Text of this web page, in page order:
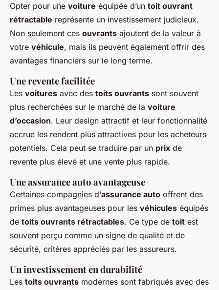
Opter pour une voiture équipée d’un toit ouvrant
rétractable représente un investissement judicieux.
Non seulement ces ouvrants ajoutent de la valeur à
votre véhicule, mais ils peuvent également offrir des
avantages financiers sur le long terme.
Une revente facilitée
Les voitures avec des toits ouvrants sont souvent
plus recherchées sur le marché de la voiture
d’occasion. Leur design attractif et leur fonctionnalité
accrue les rendent plus attractives pour les acheteurs
potentiels. Cela peut se traduire par un prix de
revente plus élevé et une vente plus rapide.
Une assurance auto avantageuse
Certaines compagnies d’assurance auto offrent des
primes plus avantageuses pour les véhicules équipés
de toits ouvrants rétractables. Ce type de toit est
souvent perçu comme un signe de qualité et de
sécurité, critères appréciés par les assureurs.
Un investissement en durabilité
Les toits ouvrants modernes sont fabriqués avec des